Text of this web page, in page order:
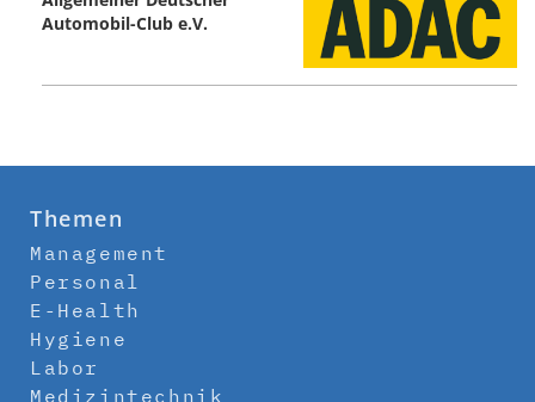
Automobil-Club e.V.
Themen
Management
Personal
E-Health
Hygiene
Labor
Medizintechnik